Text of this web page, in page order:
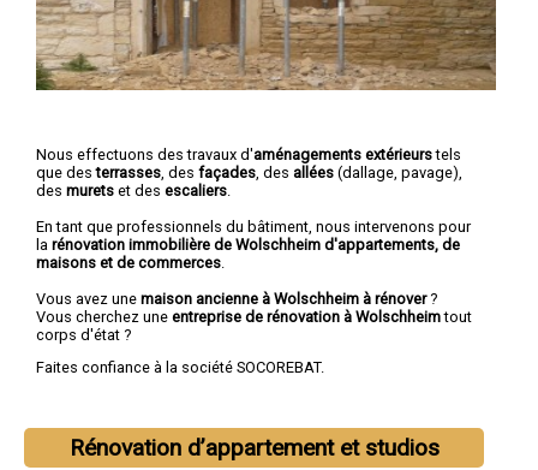
Nous effectuons des travaux d'aménagements extérieurstels
que desterrasses , des façades , des allées (dallage, pavage),
des murets et des escaliers
En tant que professionnels du bâtiment, nous intervenons pour
la rénovation immobilière de Wolschheim d'appartements, de
maisons et de commerces
Vous avez une maison ancienne à Wolschheim à rénover?
Vous cherchez une entreprise de rénovation à Wolschheimtout
corps d'état ?
Faites confiance à la société SOCOREBAT.
Rénovation d’appartement et studios